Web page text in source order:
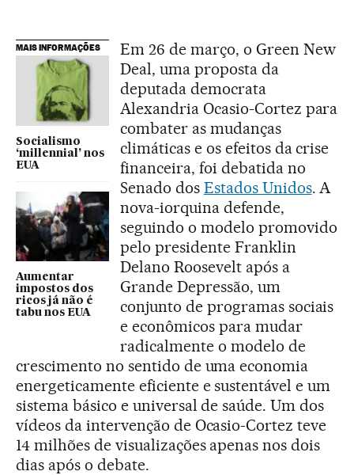
MAIS INFORMAÇÕES
Socialismo
‘millennial’ nos
EUA
Aumentar
impostos dos
ricos já não é
tabu nos EUA
Em 26 de março, o Green New
Deal, uma proposta da
deputada democrata
Alexandria Ocasio-Cortez para
combater as mudanças
climáticas e os efeitos da crise
financeira, foi debatida no
Senado dos Estados Unidos. A
nova-iorquina defende,
seguindo o modelo promovido
pelo presidente Franklin
Delano Roosevelt após a
Grande Depressão, um
conjunto de programas sociais
e econômicos para mudar
radicalmente o modelo de
crescimento no sentido de uma economia
energeticamente eficiente e sustentável e um
sistema básico e universal de saúde. Um dos
vídeos da intervenção de Ocasio-Cortez teve
14 milhões de visualizações apenas nos dois
dias após o debate.